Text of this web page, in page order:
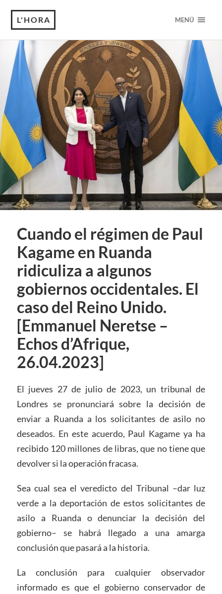
L'HORA MENÚ
Cuando el régimen de Paul
Kagame en Ruanda
ridiculiza a algunos
gobiernos occidentales. El
caso del Reino Unido.
[Emmanuel Neretse –
Echos d’Afrique,
26.04.2023]
El jueves 27 de julio de 2023, un tribunal de
Londres se pronunciará sobre la decisión de
enviar a Ruanda a los solicitantes de asilo no
deseados. En este acuerdo, Paul Kagame ya ha
recibido 120 millones de libras, que no tiene que
devolver si la operación fracasa.
Sea cual sea el veredicto del Tribunal –dar luz
verde a la deportación de estos solicitantes de
asilo a Ruanda o denunciar la decisión del
gobierno– se habrá llegado a una amarga
conclusión que pasará a la historia.
La conclusión para cualquier observador
informado es que el gobierno conservador de